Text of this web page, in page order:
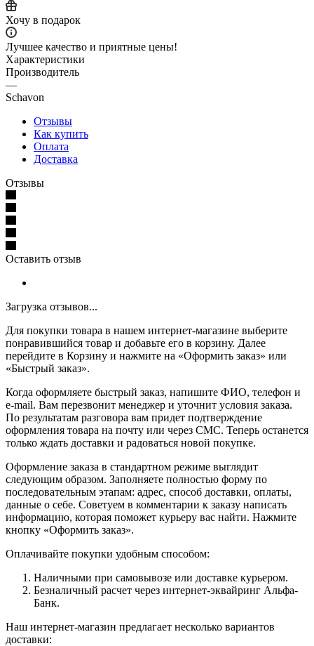
Хочу в подарок
Лучшее качество и приятные цены!
Характеристики
Производитель
—
Schavon
Отзывы
Как купить
Оплата
Доставка
Отзывы
Оставить отзыв
Загрузка отзывов...
Для покупки товара в нашем интернет-магазине выберите
понравившийся товар и добавьте его в корзину. Далее
перейдите в Корзину и нажмите на «Оформить заказ» или
«Быстрый заказ».
Когда оформляете быстрый заказ, напишите ФИО, телефон и
e-mail. Вам перезвонит менеджер и уточнит условия заказа.
По результатам разговора вам придет подтверждение
оформления товара на почту или через СМС. Теперь останется
только ждать доставки и радоваться новой покупке.
Оформление заказа в стандартном режиме выглядит
следующим образом. Заполняете полностью форму по
последовательным этапам: адрес, способ доставки, оплаты,
данные о себе. Советуем в комментарии к заказу написать
информацию, которая поможет курьеру вас найти. Нажмите
кнопку «Оформить заказ».
Оплачивайте покупки удобным способом:
Наличными при самовывозе или доставке курьером.
Безналичный расчет через интернет-эквайринг Альфа-
Банк.
Наш интернет-магазин предлагает несколько вариантов
доставки: